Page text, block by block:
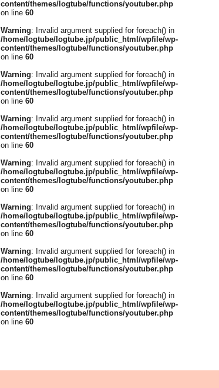
content/themes/logtube/functions/youtuber.php
on line 60
Warning: Invalid argument supplied for foreach() in
/home/logtube/logtube.jp/public_html/wpfile/wp-
content/themes/logtube/functions/youtuber.php
on line 60
Warning: Invalid argument supplied for foreach() in
/home/logtube/logtube.jp/public_html/wpfile/wp-
content/themes/logtube/functions/youtuber.php
on line 60
Warning: Invalid argument supplied for foreach() in
/home/logtube/logtube.jp/public_html/wpfile/wp-
content/themes/logtube/functions/youtuber.php
on line 60
Warning: Invalid argument supplied for foreach() in
/home/logtube/logtube.jp/public_html/wpfile/wp-
content/themes/logtube/functions/youtuber.php
on line 60
Warning: Invalid argument supplied for foreach() in
/home/logtube/logtube.jp/public_html/wpfile/wp-
content/themes/logtube/functions/youtuber.php
on line 60
Warning: Invalid argument supplied for foreach() in
/home/logtube/logtube.jp/public_html/wpfile/wp-
content/themes/logtube/functions/youtuber.php
on line 60
Warning: Invalid argument supplied for foreach() in
/home/logtube/logtube.jp/public_html/wpfile/wp-
content/themes/logtube/functions/youtuber.php
on line 60